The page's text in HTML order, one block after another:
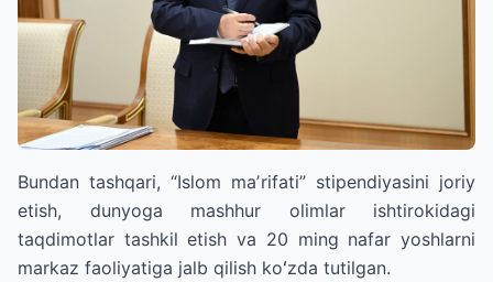
Bundan tashqari, “Islom maʼrifati” stipendiyasini joriy
etish, dunyoga mashhur olimlar ishtirokidagi
taqdimotlar tashkil etish va 20 ming nafar yoshlarni
markaz faoliyatiga jalb qilish koʻzda tutilgan.